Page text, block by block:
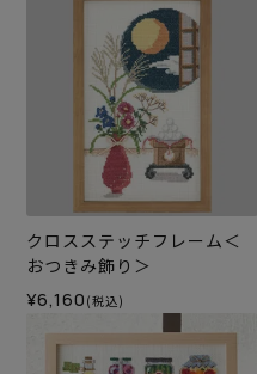
クロスステッチフレーム＜
おつきみ飾り＞
¥6,160 (税込)